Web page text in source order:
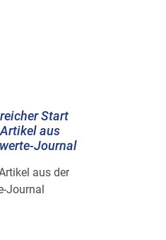
Start
aus
Journal
aus der
Journal